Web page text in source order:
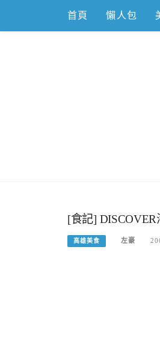
content
首頁 懶人包
[食記] DISCOVER
高雄美食 左豪